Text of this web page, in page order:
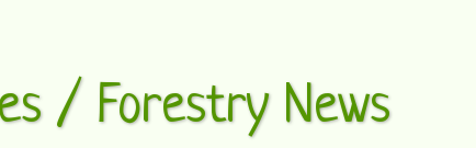
/ Forestry News